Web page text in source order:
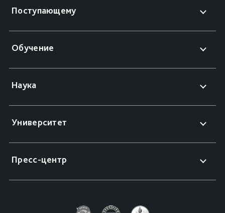
Поступающему
Обучение
Наука
Университет
Пресс-центр